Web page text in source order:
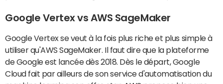
Google Vertex vs AWS SageMaker
Google Vertex se veut à la fois plus riche et plus simple à
utiliser qu'AWS SageMaker. Il faut dire que la plateforme
de Google est lancée dès 2018. Dès le départ, Google
Cloud fait par ailleurs de son service d'automatisation du